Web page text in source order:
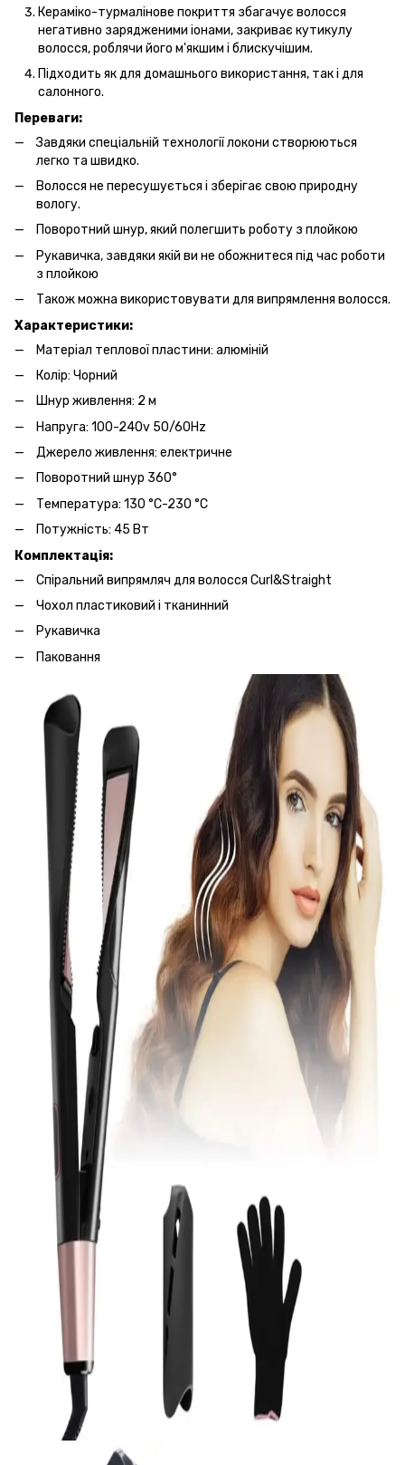
Кераміко-турмалінове покриття збагачує волосся
негативно зарядженими іонами, закриває кутикулу
волосся, роблячи його м'якшим і блискучішим.
Підходить як для домашнього використання, так і для
салонного.
Переваги:
Завдяки спеціальній технології локони створюються
легко та швидко.
Волосся не пересушується і зберігає свою природну
вологу.
Поворотний шнур, який полегшить роботу з плойкою
Рукавичка, завдяки якій ви не обожнитеся під час роботи
з плойкою
Також можна використовувати для випрямлення волосся.
Характеристики:
Матеріал теплової пластини: алюміній
Колір: Чорний
Шнур живлення: 2 м
Напруга: 100-240v 50/60Hz
Джерело живлення: електричне
Поворотний шнур 360°
Температура: 130 °C-230 °C
Потужність: 45 Вт
Комплектація:
Спіральний випрямляч для волосся Curl&Straight
Чохол пластиковий і тканинний
Рукавичка
Паковання